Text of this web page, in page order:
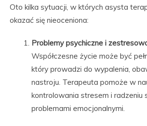
Oto kilka sytuacji, w których asysta
okazać się nieoceniona:
Problemy psychiczne i
Współczesne życie może być
który prowadzi do wypalenia,
nastroju. Terapeuta pomoże w
kontrolowania stresem i radzeniu
problemami emocjonalnymi.